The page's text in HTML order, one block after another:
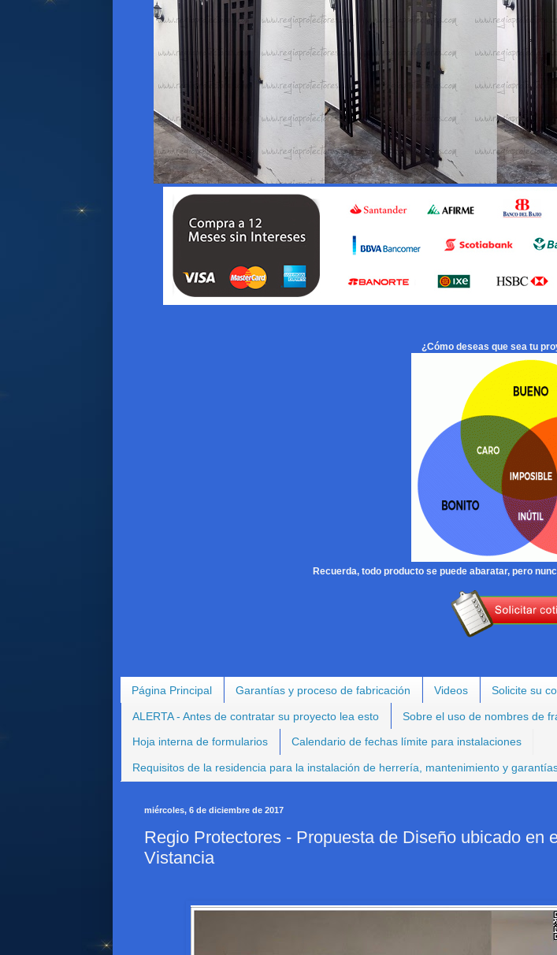
¿Cómo deseas que sea tu
Recuerda, todo producto se puede abaratar, pero
Página Principal Garantías y proceso de fabricación Videos Solicite su
ALERTA - Antes de contratar su proyecto lea esto Sobre el uso de nombres de
Hoja interna de formularios Calendario de fechas límite para instalaciones
Requisitos de la residencia para la instalación de herrería, mantenimiento y
miércoles, 6 de diciembre de 2017
Regio Protectores - Propuesta de Diseño ubicado en
Vistancia